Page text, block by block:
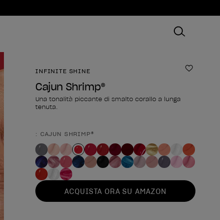
INFINITE SHINE
Cajun Shrimp®
Una tonalità piccante di smalto corallo a lunga
tenuta.
Forma del prodotto
: CAJUN SHRIMP®
ACQUISTA ORA SU AMAZON